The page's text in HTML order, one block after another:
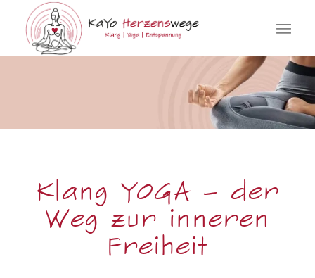
Klang YOGA – der
Weg zur inneren
Freiheit